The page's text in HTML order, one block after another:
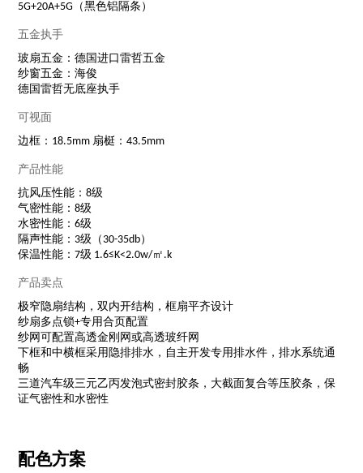
5G+20A+5G（黑色铝隔条）
五金执手
玻扇五金：德国进口雷哲五金
纱窗五金：海俊
德国雷哲无底座执手
可视面
边框：18.5mm 扇梃：43.5mm
产品性能
抗风压性能：8级
气密性能：8级
水密性能：6级
隔声性能：3级（30-35db）
保温性能：7级 1.6≤K<2.0w/㎡.k
产品卖点
极窄隐扇结构，双内开结构，框扇平齐设计
纱扇多点锁+专用合页配置
纱网可配置高透金刚网或高透玻纤网
下框和中横框采用隐排排水，自主开发专用排水件，排水系统通
畅
三道汽车级三元乙丙发泡式密封胶条，大截面复合等压胶条，保
证气密性和水密性
配色方案